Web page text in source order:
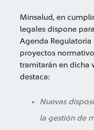
Minsalud, en
legales dispone
Agenda
proyectos
tramitarán en dicha
destaca:
Nuevas
la gestión de